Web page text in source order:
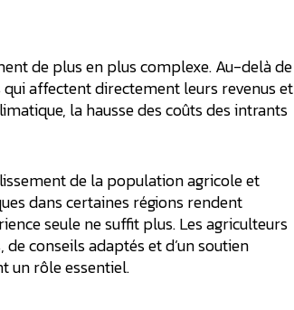
de plus en plus complexe. Au-delà de
affectent directement leurs revenus et
la hausse des coûts des intrants
de la population agricole et
dans certaines régions rendent
seule ne suffit plus. Les agriculteurs
conseils adaptés et d’un soutien
un rôle essentiel.